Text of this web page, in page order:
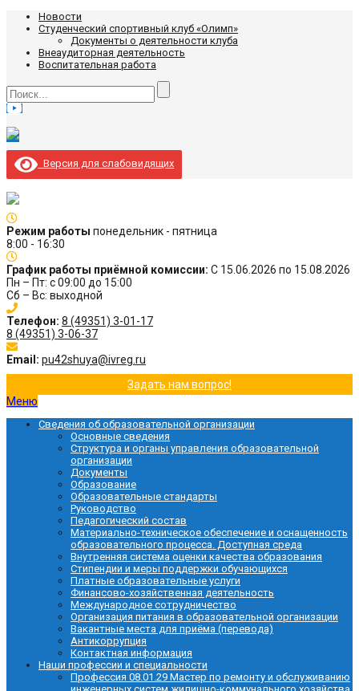
Новости
Студенческий спортивный клуб «Олимп»
Документы о деятельности клуба
Внеаудиторная деятельность
Воспитательная работа
Версия для слабовидящих
Режим работы понедельник - пятница
8:00 - 16:30
График работы приёмной комиссии: С 15.06.2026 по 15.08.2026
Пн – Пт: с 09:00 до 15:00
Сб – Вс: выходной
Телефон: 8 (49351) 3-01-17
8 (49351) 3-06-37
Email: pu42shuya@ivreg.ru
Задать нам вопрос!
Меню
Сведения об образовательной организации
Основные сведения
Структура и органы управления образовательной
организации
Документы
Образование
Образовательные стандарты
Руководство
Педагогический состав
Материально-техническое обеспечение и оснащенность
образовательного процесса. Доступная среда
Внутренняя система оценки качества образования
Стипендии и меры поддержки обучающихся
Платные образовательные услуги
Финансово-хозяйственная деятельность
Международное сотрудничество
Организация питания в образовательной организации
Вакантные места для приёма (перевода)
Антикоррупция
Контактная информация
Наши профессии и специальности
Профессия 08.01.29 Мастер по ремонту и обслуживанию